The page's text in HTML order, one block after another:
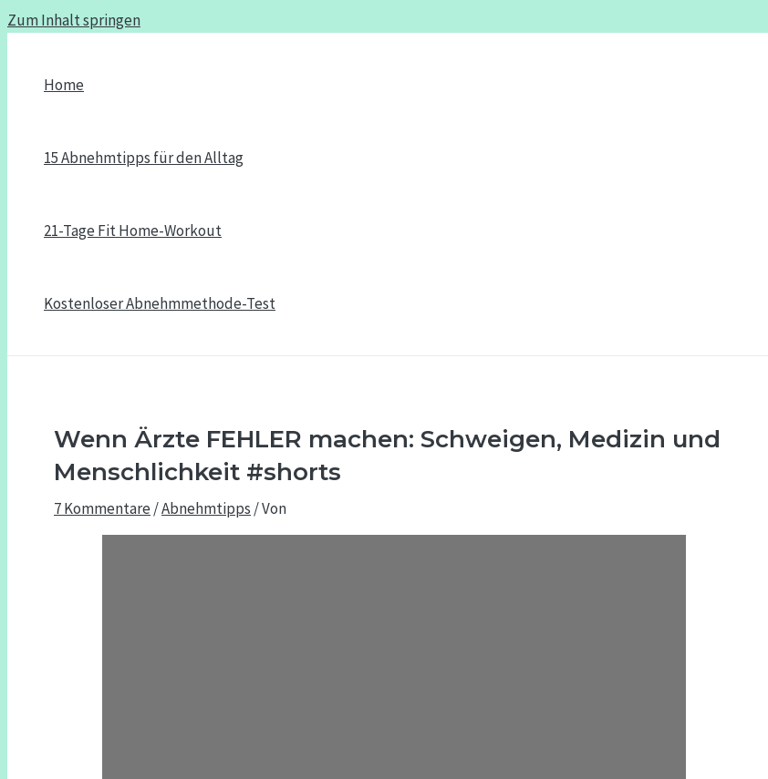
Zum Inhalt springen
Home
15 Abnehmtipps für den Alltag
21-Tage Fit Home-Workout
Kostenloser Abnehmmethode-Test
Wenn Ärzte FEHLER machen: Schweigen, Medizin und
Menschlichkeit #shorts
7 Kommentare /Abnehmtipps / Von